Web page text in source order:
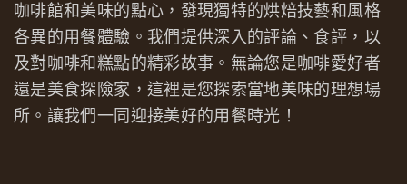
咖啡館和美味的點心，發現獨特的烘焙技藝和風格
各異的用餐體驗。我們提供深入的評論、食評，以
及對咖啡和糕點的精彩故事。無論您是咖啡愛好者
還是美食探險家，這裡是您探索當地美味的理想場
所。讓我們一同迎接美好的用餐時光！